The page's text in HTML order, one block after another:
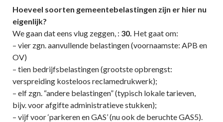
Hoeveel soorten gemeentebelastingen zijn er hier nu
eigenlijk?
We gaan dat eens vlug zeggen, : 30. Het gaat om:
– vier zgn. aanvullende belastingen (voornaamste: APB en
OV)
– tien bedrijfsbelastingen (grootste opbrengst:
verspreiding kosteloos reclamedrukwerk);
– elf zgn. “andere belastingen” (typisch lokale tarieven,
bijv. voor afgifte administratieve stukken);
– vijf voor ‘parkeren en GAS’ (nu ook de beruchte GAS5).